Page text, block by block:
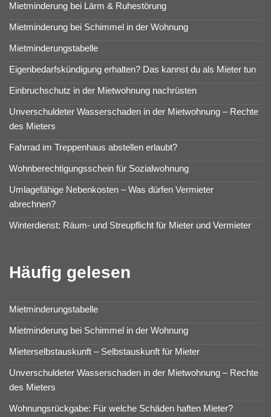
Mietminderung bei Lärm & Ruhestörung
Mietminderung bei Schimmel in der Wohnung
Mietminderungstabelle
Eigenbedarfskündigung erhalten? Das kannst du als Mieter tun
Einbruchschutz in der Mietwohnung nachrüsten
Unverschuldeter Wasserschaden in der Mietwohnung – Rechte
des Mieters
Fahrrad im Treppenhaus abstellen erlaubt?
Wohnberechtigungsschein für Sozialwohnung
Umlagefähige Nebenkosten – Was dürfen Vermieter
abrechnen?
Winterdienst: Räum- und Streupflicht für Mieter und Vermieter
Häufig gelesen
Mietminderungstabelle
Mietminderung bei Schimmel in der Wohnung
Mieterselbstauskunft – Selbstauskunft für Mieter
Unverschuldeter Wasserschaden in der Mietwohnung – Rechte
des Mieters
Wohnungsrückgabe: Für welche Schäden haften Mieter?